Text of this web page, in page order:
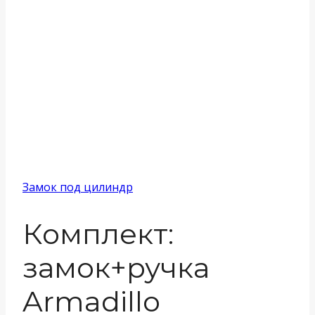
Замок под цилиндр
Комплект:
замок+ручка
Armadillo